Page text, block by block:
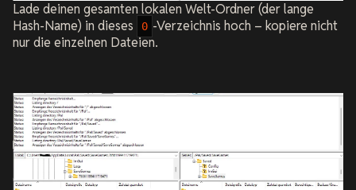
Lade deinen gesamten lokalen Welt-Ordner (der lange
Hash-Name) in dieses
0 -Verzeichnis hoch – kopiere nicht
nur die einzelnen Dateien.